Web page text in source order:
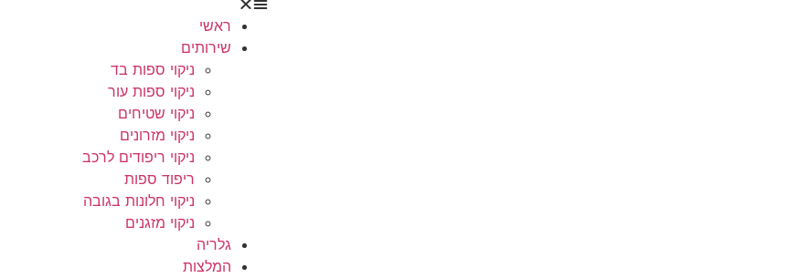
ראשי
שירותים
ניקוי ספות בד
ניקוי ספות עור
ניקוי שטיחים
ניקוי מזרונים
ניקוי ריפודים לרכב
ריפוד ספות
ניקוי חלונות בגובה
ניקוי מזגנים
גלריה
המלצות